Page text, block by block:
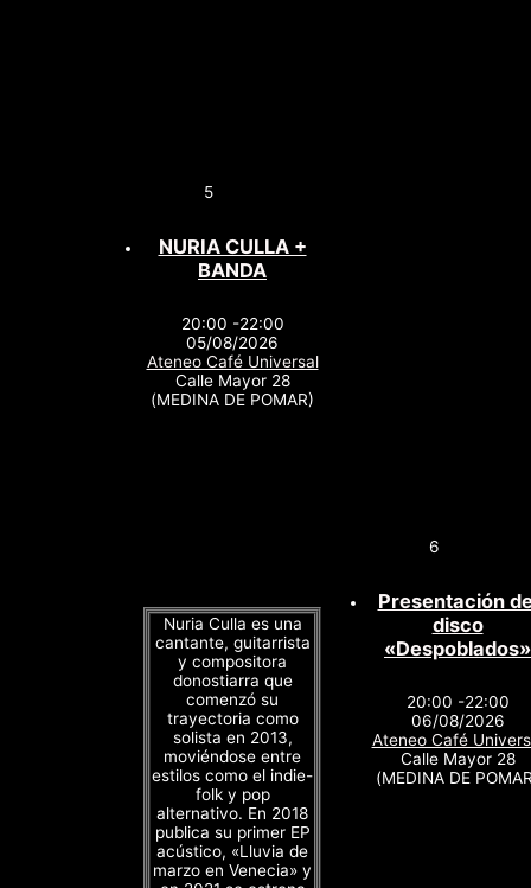
5
NURIA CULLA +
BANDA
20:00 -22:00
05/08/2026
Ateneo Café Universal
Calle Mayor 28
(MEDINA DE POMAR)
Nuria Culla es una
cantante, guitarrista
y compositora
donostiarra que
comenzó su
trayectoria como
solista en 2013,
moviéndose entre
estilos como el indie-
folk y pop
alternativo. En 2018
publica su primer EP
acústico, «Lluvia de
marzo en Venecia» y
6
Presentación
disco
«Despoblados»
20:00 -22:00
06/08/2026
Ateneo Café
Calle Mayor 28
(MEDINA DE